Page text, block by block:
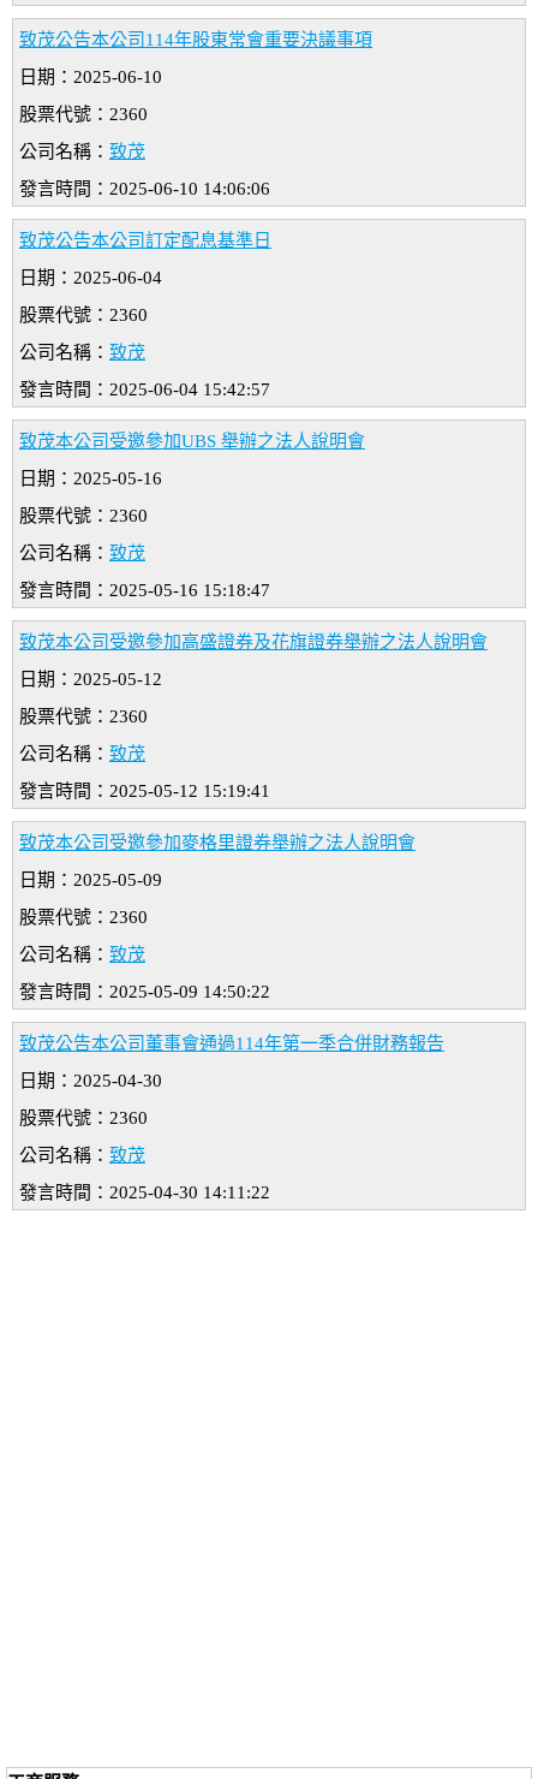
致茂公告本公司114年股東常會重要決議事項
日期：2025-06-10
股票代號：2360
公司名稱： 致茂
發言時間：2025-06-10 14:06:06
致茂公告本公司訂定配息基準日
日期：2025-06-04
股票代號：2360
公司名稱： 致茂
發言時間：2025-06-04 15:42:57
致茂本公司受邀參加UBS 舉辦之法人說明會
日期：2025-05-16
股票代號：2360
公司名稱： 致茂
發言時間：2025-05-16 15:18:47
致茂本公司受邀參加高盛證券及花旗證券舉辦之法人說明會
日期：2025-05-12
股票代號：2360
公司名稱： 致茂
發言時間：2025-05-12 15:19:41
致茂本公司受邀參加麥格里證券舉辦之法人說明會
日期：2025-05-09
股票代號：2360
公司名稱： 致茂
發言時間：2025-05-09 14:50:22
致茂公告本公司董事會通過114年第一季合併財務報告
日期：2025-04-30
股票代號：2360
公司名稱： 致茂
發言時間：2025-04-30 14:11:22